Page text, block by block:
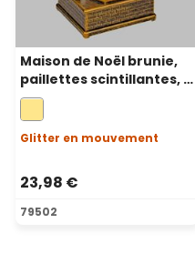
Maison de Noël brunie,
paillettes scintillantes, h
19,5 cm, mélodies de
Noël, LED blanc chaud
Glitter en mouvement
23,98 €
79502